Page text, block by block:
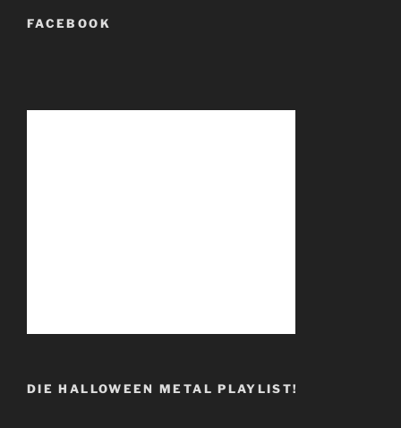
FACEBOOK
DIE HALLOWEEN METAL PLAYLIST!